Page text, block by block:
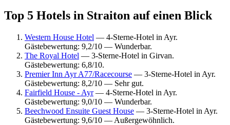
Top 5 Hotels in Straiton auf einen Blick
Western House Hotel — 4-Sterne-Hotel in Ayr.
Gästebewertung: 9,2/10 — Wunderbar.
The Royal Hotel — 3-Sterne-Hotel in Girvan.
Gästebewertung: 6,8/10.
Premier Inn Ayr A77/Racecourse — 3-Sterne-Hotel in Ayr.
Gästebewertung: 8,2/10 — Sehr gut.
Fairfield House - Ayr— 4-Sterne-Hotel in Ayr.
Gästebewertung: 9,0/10 — Wunderbar.
Beechwood Ensuite Guest House — 3-Sterne-Hotel in Ayr.
Gästebewertung: 9,6/10 — Außergewöhnlich.